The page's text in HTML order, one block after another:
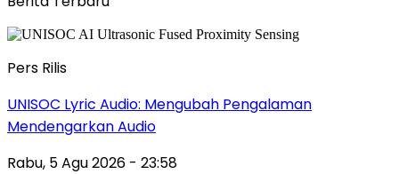
Pers Rilis
UNISOC Lyric Audio: Mengubah Pengalaman
Mendengarkan Audio
Rabu, 5 Agu 2026 - 23:58